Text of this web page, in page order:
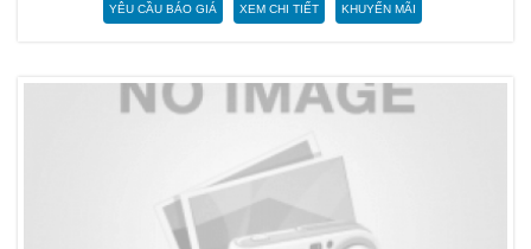
YÊU CẦU BÁO GIÁ XEM CHI TIẾT KHUYẾN MÃI